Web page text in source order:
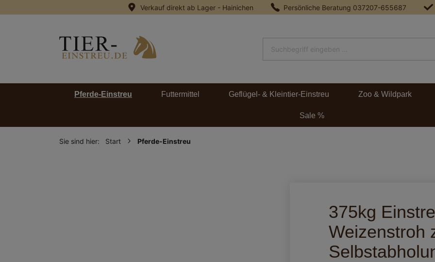
Zur Hauptnavigation springenVerkauf direkt ab Lager - Hainichen Persönliche Beratung 037207-655687
Pferde-Einstreu Futtermittel Geflügel- & Kleintier-Einstreu Zoo & Wildpark
Sale %
Sie sind hier: Start Pferde-Einstreu
375kg
Weizenstroh